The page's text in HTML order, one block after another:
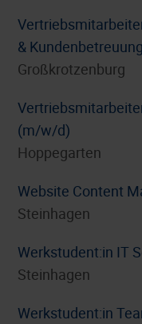
& Kundenbetreuung
Großkrotzenburg
(m/w/d)
Hoppegarten
Website Content
Steinhagen
Werkstudent:in IT
Steinhagen
Werkstudent:in